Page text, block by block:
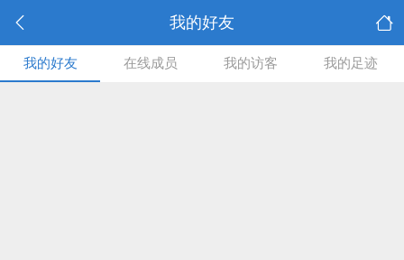
我的好友
我的好友 在线成员 我的访客 我的足迹